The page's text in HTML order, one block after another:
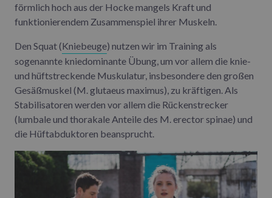
förmlich hoch aus der Hocke mangels Kraft und
funktionierendem Zusammenspiel ihrer Muskeln.
Den Squat (Kniebeuge) nutzen wir im Training als
sogenannte kniedominante Übung, um vor allem die knie-
und hüftstreckende Muskulatur, insbesondere den großen
Gesäßmuskel (M. glutaeus maximus), zu kräftigen. Als
Stabilisatoren werden vor allem die Rückenstrecker
(lumbale und thorakale Anteile des M. erector spinae) und
die Hüftabduktoren beansprucht.